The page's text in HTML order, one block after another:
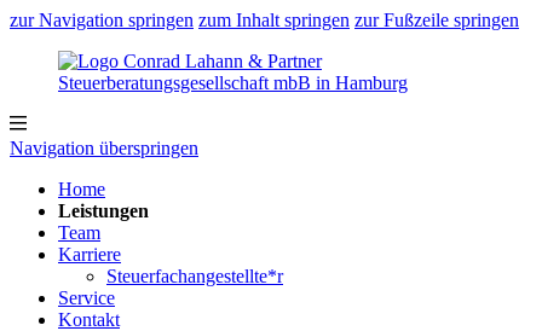
zur Navigation springen zum Inhalt springen zur Fußzeile springen
Navigation überspringen
Home
Leistungen
Team
Karriere
Steuerfachangestellte*r
Service
Kontakt